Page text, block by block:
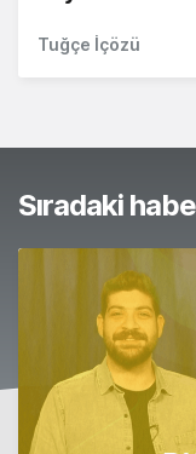
Tuğçe İçözü
Sıradaki